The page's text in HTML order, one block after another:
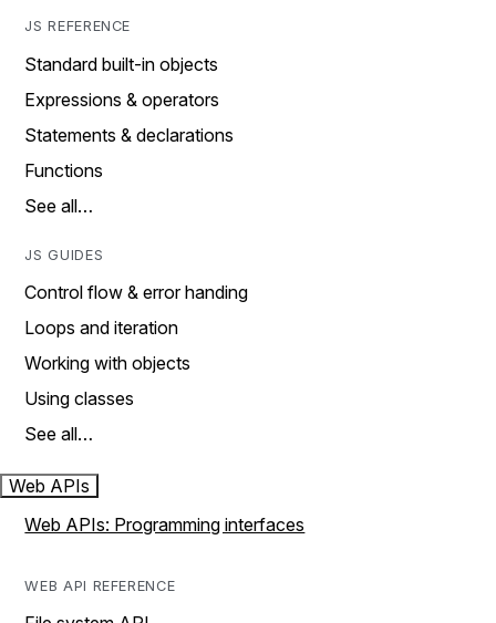
JS REFERENCE
Standard built-in objects
Expressions & operators
Statements & declarations
Functions
See all…
JS GUIDES
Control flow & error handing
Loops and iteration
Working with objects
Using classes
See all…
Web APIs
Web APIs: Programming interfaces
WEB API REFERENCE